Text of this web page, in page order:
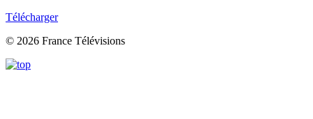
Télécharger
© 2026 France Télévisions